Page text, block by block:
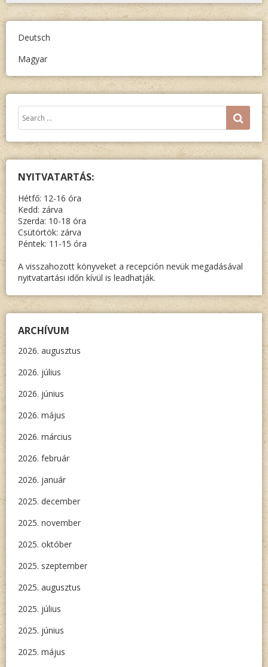
1841
VECSÉS”
Deutsch
Magyar
Keresés:
NYITVATARTÁS:
Hétfő: 12-16 óra
Kedd: zárva
Szerda: 10-18 óra
Csütörtök: zárva
Péntek: 11-15 óra
A visszahozott könyveket a recepción nevük megadásával
nyitvatartási időn kívül is leadhatják.
ARCHÍVUM
2026. augusztus
2026. július
2026. június
2026. május
2026. március
2026. február
2026. január
2025. december
2025. november
2025. október
2025. szeptember
2025. augusztus
2025. július
2025. június
2025. május